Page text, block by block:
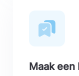
Maak een